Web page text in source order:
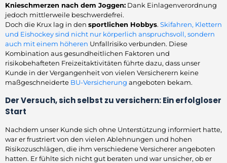
Knieschmerzen nach dem Joggen: Dank Einlagenverordnung
jedoch mittlerweile beschwerdefrei.
Doch die Krux lag in den sportlichen Hobbys. Skifahren, Klettern
und Eishockey sind nicht nur körperlich anspruchsvoll, sondern
auch mit einem höheren Unfallrisiko verbunden. Diese
Kombination aus gesundheitlichen Faktoren und
risikobehafteten Freizeitaktivitäten führte dazu, dass unser
Kunde in der Vergangenheit von vielen Versicherern keine
maßgeschneiderte BU-Versicherung angeboten bekam.
Der Versuch, sich selbst zu versichern: Ein erfolgloser
Start
Nachdem unser Kunde sich ohne Unterstützung informiert hatte,
war er frustriert von den vielen Ablehnungen und hohen
Risikozuschlägen, die ihm verschiedene Versicherer angeboten
hatten. Er fühlte sich nicht gut beraten und war unsicher, ob er